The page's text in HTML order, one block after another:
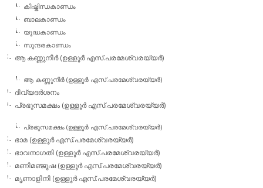
കിഷ്കിന്ധകാണ്ഡം
ബാലകാണ്ഡം
യൂദ്ധകാണ്ഡം
സുന്ദരകാണ്ഡം
ആ കണ്ണുനീര്‍ (ഉള്ളൂര്‍ എസ്.പരമേശ്വരയ്യര്‍)
ആ കണ്ണുനീര്‍ (ഉള്ളൂര്‍ എസ്.പരമേശ്വരയ്യര്‍)
ദിവ്യദര്‍ശനം
പ്രഭുസമക്ഷം (ഉള്ളൂര്‍ എസ്.പരമേശ്വരയ്യര്‍)
പ്രഭുസമക്ഷം (ഉള്ളൂര്‍ എസ്.പരമേശ്വരയ്യര്‍)
ഭാമ (ഉള്ളൂര്‍ എസ്.പരമേശ്വരയ്യര്‍)
ഭാവനാഗതി (ഉള്ളൂര്‍ എസ്.പരമേശ്വരയ്യര്‍)
മണിമഞ്ജുഷ (ഉള്ളൂര്‍ എസ്.പരമേശ്വരയ്യര്‍)
മൃണാളിനി (ഉള്ളൂര്‍ എസ്.പരമേശ്വരയ്യര്‍)